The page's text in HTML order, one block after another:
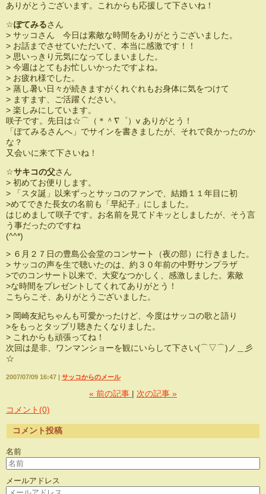
ありがとうございます。これからも応援して下さいね！
☆ぽてみるさん
> サッコさん 今日は素敵な時間をありがとうございました。
> お話までさせていただいて、本当に感激です！！
> 思いっきり元気になってしまいました。
> 今週はとてもお忙しいかったですよね。
> お疲れ様でした。
> 蒸し暑い日々が続きますがくれぐれもお身体に気をつけて
> ますます、ご活躍ください。
> 楽しみにしています。
咲子です。先日は☆⌒（＊＾∇゜）v ありがとう！
「ぽてみるさんへ」でサインを書きましたが、それで良かったのか
な？
又会いに来て下さいね！
☆サキコの父さん
> 初めてお便りします。
> 「スタ誕」以来ずっとサッコのファンで、結婚１１年目に初
>めてできた長女の名前も「早紀子」にしました。
はじめまして咲子です。お名前を見てドキッとしましたが、そう言
う事だったのですね
(^^*)
> ６月２７日の豊島公会堂のコンサート（夜の部）に行きました。
> サッコの声を生で聴いたのは、約３０年前の中野サンプラザ
>でのコンサート以来で、大変なつかしく、感激しました。素敵
>な時間をプレゼントしてくれてありがとう！
こちらこそ、ありがとうございました。
> 岡崎友紀ちゃんも可愛かったけど、今度はサッコの歌と語り
>をもっとタップリ聴きたくなりました。
> これからも頑張ってね！
次回は是非、ワンマンショーを観にいらして下さい(⌒▽⌒)ノ＿彡
☆
2007/07/09 16:47 サッコからのメール
« 前の記事 次の記事 »
コメント(0)
コメント投稿
名前
メールアドレス